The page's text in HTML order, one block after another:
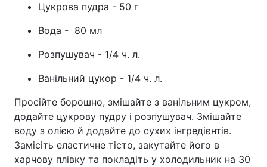
Цукрова пудра - 50 г
Вода - 80 мл
Розпушувач - 1/4 ч. л.
Ванільний цукор - 1/4 ч. л.
Просійте борошно, змішайте з ванільним цукром,
додайте цукрову пудру і розпушувач. Змішайте
воду з олією й додайте до сухих інгредієнтів.
Замісіть еластичне тісто, закутайте його в
харчову плівку та покладіть у холодильник на 30